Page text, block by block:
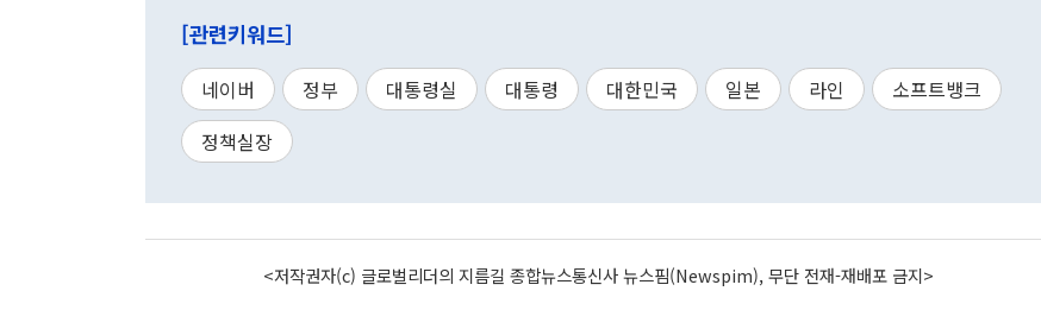
[관련키워드]
네이버 정부 대통령실 대통령 대한민국 일본 라인
소프트뱅크
정책실장
<저작권자(c) 글로벌리더의 지름길 종합뉴스통신사 뉴스핌(Newspim), 무단 전재-재배포 금지>